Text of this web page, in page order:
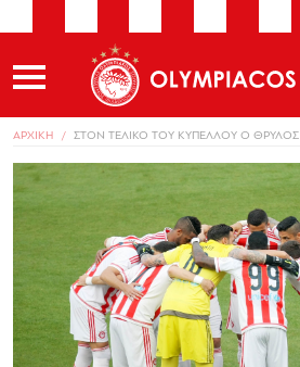
ΑΡΧΙΚΗ ΣΤΟΝ ΤΕΛΙΚΟ ΤΟΥ ΚΥΠΕΛΛΟΥ Ο ΘΡΥΛΟΣ